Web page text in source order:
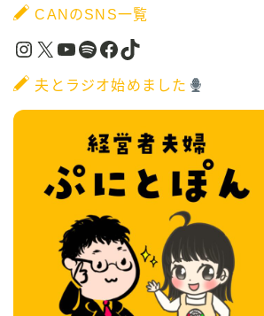
CANのSNS一覧
Instagram X YouTube Spotify Facebook TikTok
夫とラジオ始めました